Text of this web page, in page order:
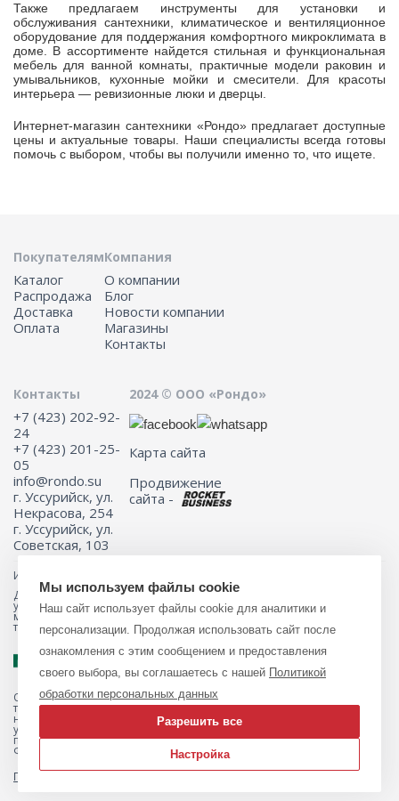
Также предлагаем инструменты для установки и
обслуживания сантехники, климатическое и вентиляционное
оборудование для поддержания комфортного микроклимата в
доме. В ассортименте найдется стильная и функциональная
мебель для ванной комнаты, практичные модели раковин и
умывальников, кухонные мойки и смесители. Для красоты
интерьера — ревизионные люки и дверцы.
Интернет-магазин сантехники «Рондо» предлагает доступные
цены и актуальные товары. Наши специалисты всегда готовы
помочь с выбором, чтобы вы получили именно то, что ищете.
Покупателям
Каталог
Распродажа
Доставка
Оплата
Компания
О компании
Блог
Новости компании
Магазины
Контакты
Контакты
+7 (423) 202-92-
24
+7 (423) 201-25-
05
info@rondo.su
г. Уссурийск, ул.
Некрасова, 254
г. Уссурийск, ул.
Советская, 103
2024 © ООО «Рондо»
Карта сайта
Продвижение
сайта -
Информация на сайте не является публичной офертой.
Для получения подробной информации о наличии и стоимости
указанных товаров и (или) услуг, пожалуйста, обращайтесь к
менеджеру сайта с помощью специальной формы связи или по
телефону 8 (423) 201-25-05
Обращаем ваше внимание на то, что данный интернет-магазин, а
также вся информация о товарах и ценах, предоставленная на нём,
носит исключительно информационный характер и ни при каких
условиях не является публичной офертой, определяемой
положениями Статьи 437 Гражданского кодекса Российской
Федерации.
Политика обработки персональных данных
Мы используем файлы cookie
Наш сайт использует файлы cookie для аналитики и
персонализации. Продолжая использовать сайт после
ознакомления с этим сообщением и предоставления
своего выбора, вы соглашаетесь с нашей Политикой
обработки персональных данных
Разрешить все
Настройка